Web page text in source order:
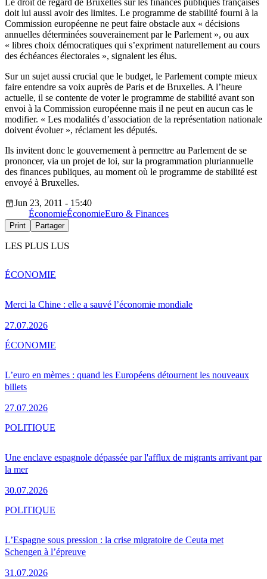
doit lui aussi avoir des limites. Le programme de stabilité fourni à la
Commission européenne ne peut faire obstacle aux « décisions
annuelles déterminées souverainement par le Parlement », ou aux
« libres choix démocratiques qui s’expriment naturellement au cours
des échéances électorales », signalent les élus.
Sur un sujet aussi crucial que le budget, le Parlement compte mieux
faire entendre sa voix auprès de Paris et de Bruxelles. A l’heure
actuelle, il se contente de voter le programme de stabilité avant son
envoi à la Commission européenne mais il ne peut en aucun cas le
modifier. « Les modalités d’association de la représentation nationale
doivent évoluer », réclament les députés.
Ils invitent donc le gouvernement à permettre au Parlement de se
prononcer, via un projet de loi, sur la programmation pluriannuelle
des finances publiques, au moment où le programme de stabilité est
envoyé à Bruxelles.
Jun 23, 2011 - 15:40
ÉconomieÉconomieEuro & Finances
Print Partager
LES PLUS LUS
Merci la Chine : elle a sauvé l’économie mondiale
27.07.2026
ÉCONOMIE
L’euro en mèmes : quand les Européens détournent les nouveaux
billets
27.07.2026
ÉCONOMIE
Une enclave espagnole dépassée par l'afflux de migrants arrivant par
la mer
30.07.2026
POLITIQUE
L’Espagne sous pression : la crise migratoire de Ceuta met
Schengen à l’épreuve
31.07.2026
POLITIQUE